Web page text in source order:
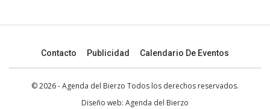
Contacto Publicidad Calendario De Eventos
© 2026 - Agenda del Bierzo Todos los derechos reservados.
Diseño web: Agenda del Bierzo